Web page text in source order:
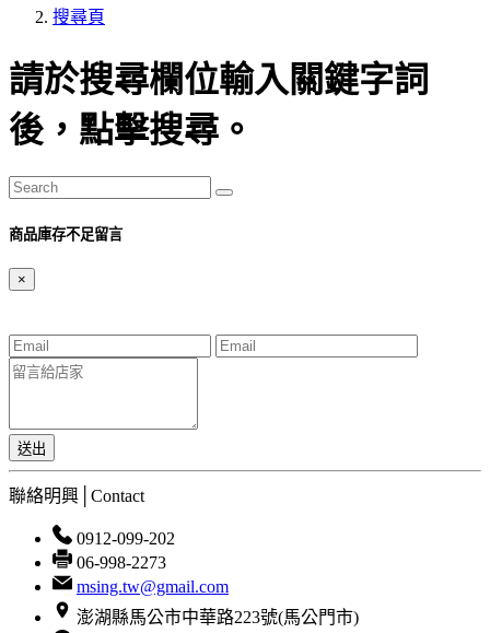
搜尋頁
請於搜尋欄位輸入關鍵字詞
後，點擊搜尋。
商品庫存不足留言
×
送出
聯絡明興│Contact
0912-099-202
06-998-2273
msing.tw@gmail.com
澎湖縣馬公市中華路223號(馬公門市)